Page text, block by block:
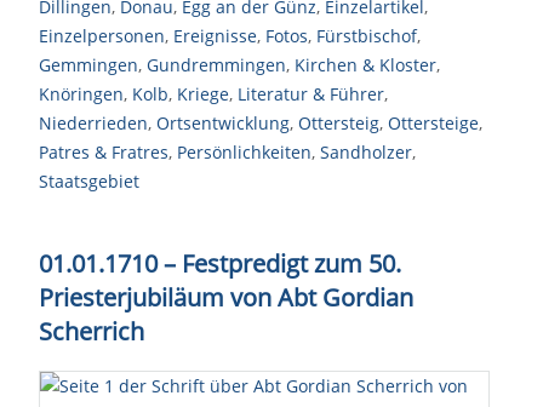
Dillingen, Donau, Egg an der Günz, Einzelartikel,
Einzelpersonen, Ereignisse, Fotos, Fürstbischof,
Gemmingen, Gundremmingen, Kirchen & Kloster,
Knöringen, Kolb, Kriege, Literatur & Führer,
Niederrieden, Ortsentwicklung, Ottersteig, Ottersteige,
Patres & Fratres, Persönlichkeiten, Sandholzer,
Staatsgebiet
01.01.1710 – Festpredigt zum 50.
Priesterjubiläum von Abt Gordian
Scherrich